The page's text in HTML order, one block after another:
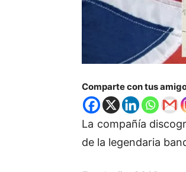
Comparte con tus
La compañía
de la legendaria